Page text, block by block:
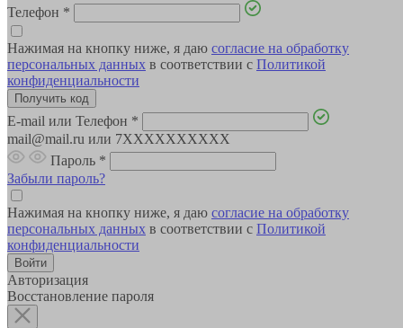
Телефон *
Нажимая на кнопку ниже, я даю согласие на обработку
персональных данных в соответствии с Политикой
конфиденциальности
E-mail или Телефон *
mail@mail.ru или 7XXXXXXXXXX
Пароль *
Забыли пароль?
Нажимая на кнопку ниже, я даю согласие на обработку
персональных данных в соответствии с Политикой
конфиденциальности
Авторизация
Восстановление пароля